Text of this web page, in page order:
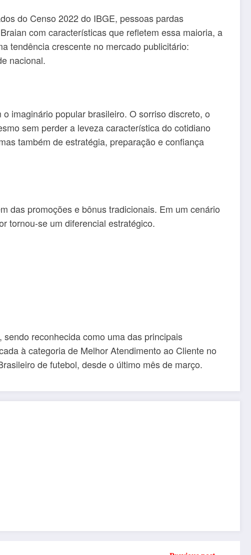
do Censo 2022 do IBGE, pessoas pardas
com características que refletem essa maioria, a
tendência crescente no mercado publicitário:
nacional.
imaginário popular brasileiro. O sorriso discreto, o
sem perder a leveza característica do cotidiano
também de estratégia, preparação e confiança
das promoções e bônus tradicionais. Em um cenário
tornou-se um diferencial estratégico.
reconhecida como uma das principais
à categoria de Melhor Atendimento ao Cliente no
de futebol, desde o último mês de março.